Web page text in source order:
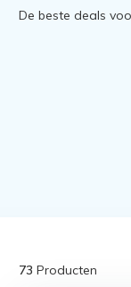
De beste deals
73 Producten